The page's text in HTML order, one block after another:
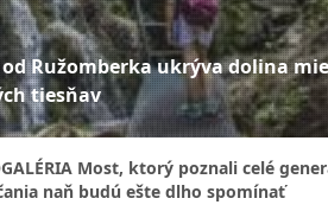
od Ružomberka ukrýva dolina
tiesňav
Most, ktorý poznali celé
naň budú ešte dlho spomínať